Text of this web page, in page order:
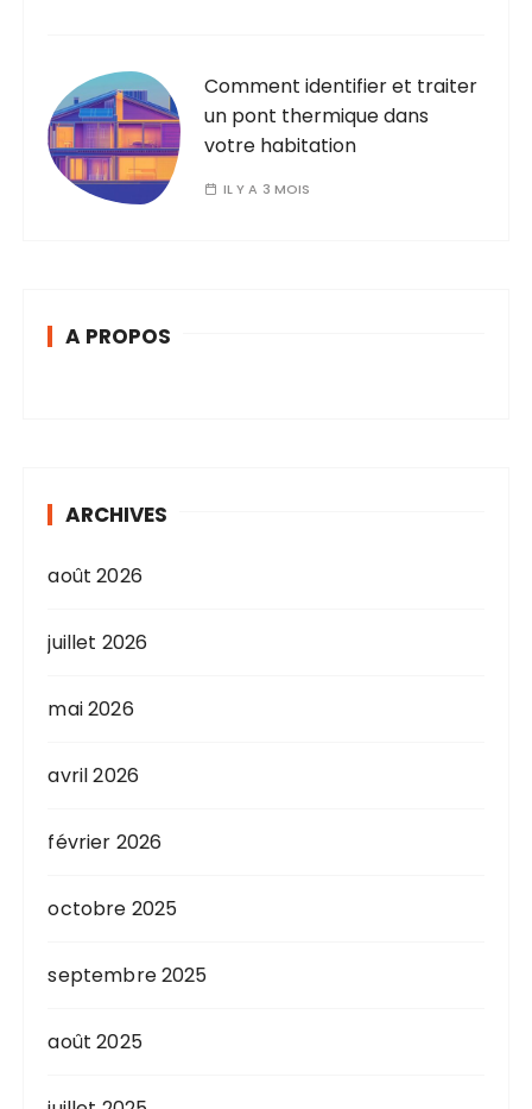
Comment identifier et traiter
un pont thermique dans
votre habitation
IL Y A 3 MOIS
A PROPOS
ARCHIVES
août 2026
juillet 2026
mai 2026
avril 2026
février 2026
octobre 2025
septembre 2025
août 2025